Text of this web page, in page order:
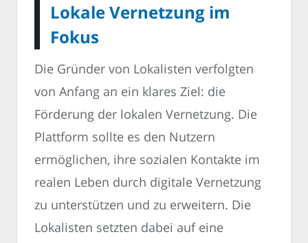
Lokale Vernetzung im
Fokus
Die Gründer von Lokalisten verfolgten
von Anfang an ein klares Ziel: die
Förderung der lokalen Vernetzung. Die
Plattform sollte es den Nutzern
ermöglichen, ihre sozialen Kontakte im
realen Leben durch digitale Vernetzung
zu unterstützen und zu erweitern. Die
Lokalisten setzten dabei auf eine